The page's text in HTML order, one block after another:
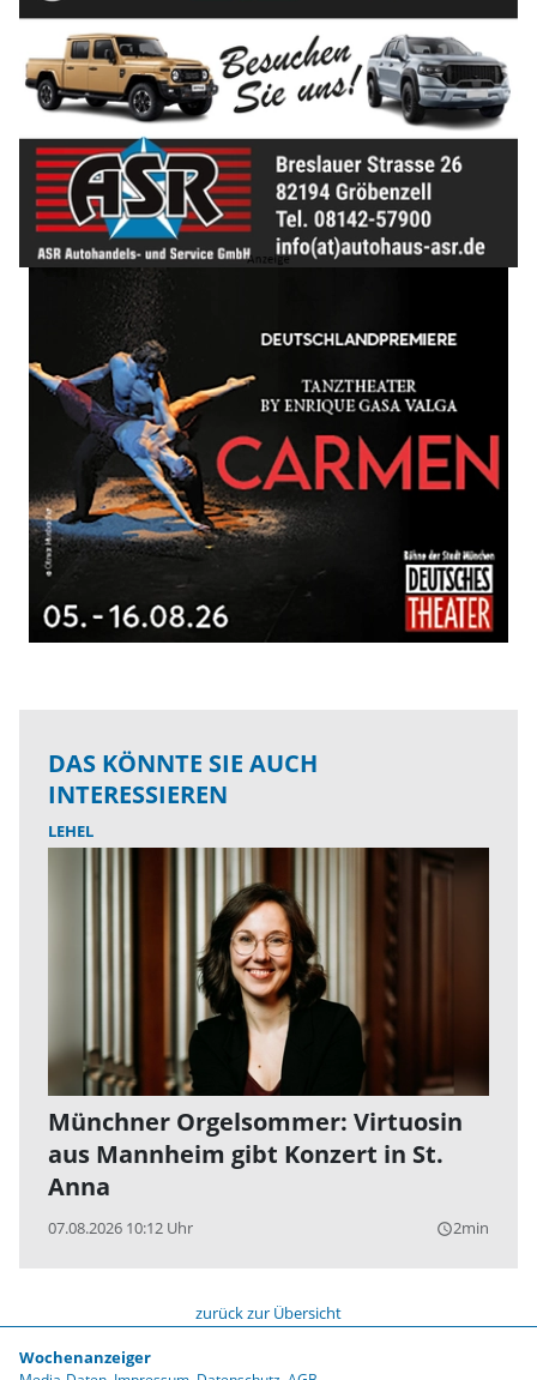
DAS KÖNNTE SIE AUCH
INTERESSIEREN
LEHEL
Münchner Orgelsommer: Virtuosin
aus Mannheim gibt Konzert in St.
Anna
07.08.2026 10:12 Uhr query_builder2min
zurück zur Übersicht
Wochenanzeiger